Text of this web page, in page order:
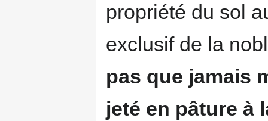
propriété du sol
exclusif de la
pas que jamais
jeté en pâture à